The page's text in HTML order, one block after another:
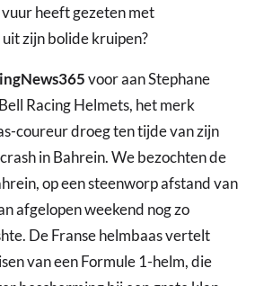
heeft gezeten met
zijn bolide kruipen?
voor aan Stephane
Racing Helmets, het merk
coureur droeg ten tijde van zijn
in Bahrein. We bezochten de
op een steenworp afstand van
afgelopen weekend nog zo
De Franse helmbaas vertelt
van een Formule 1-helm, die